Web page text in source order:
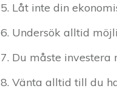
Låt inte din
Undersök alltid
Du måste investera
Vänta alltid till du